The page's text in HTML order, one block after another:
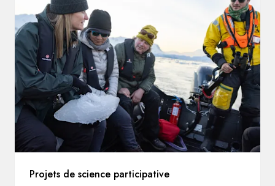
Projets de science participative